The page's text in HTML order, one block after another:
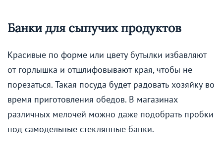
Банки для сыпучих продуктов
Красивые по форме или цвету бутылки избавляют
от горлышка и отшлифовывают края, чтобы не
порезаться. Такая посуда будет радовать хозяйку во
время приготовления обедов. В магазинах
различных мелочей можно даже подобрать пробки
под самодельные стеклянные банки.